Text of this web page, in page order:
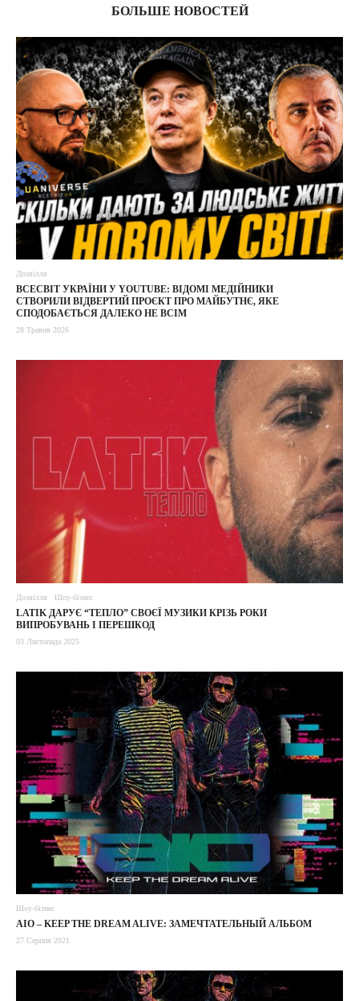
БОЛЬШЕ НОВОСТЕЙ
Дозвілля
ВСЕСВІТ УКРАЇНИ У YOUTUBE: ВІДОМІ МЕДІЙНИКИ
СТВОРИЛИ ВІДВЕРТИЙ ПРОЄКТ ПРО МАЙБУТНЄ, ЯКЕ
СПОДОБАЄТЬСЯ ДАЛЕКО НЕ ВСІМ
28 Травня 2026
Дозвілля Шоу-бізнес
LATIK ДАРУЄ “ТЕПЛО” СВОЄЇ МУЗИКИ КРІЗЬ РОКИ
ВИПРОБУВАНЬ І ПЕРЕШКОД
03 Листопада 2025
Шоу-бізнес
AIO – KEEP THE DREAM ALIVE: ЗАМЕЧТАТЕЛЬНЫЙ АЛЬБОМ
27 Серпня 2021